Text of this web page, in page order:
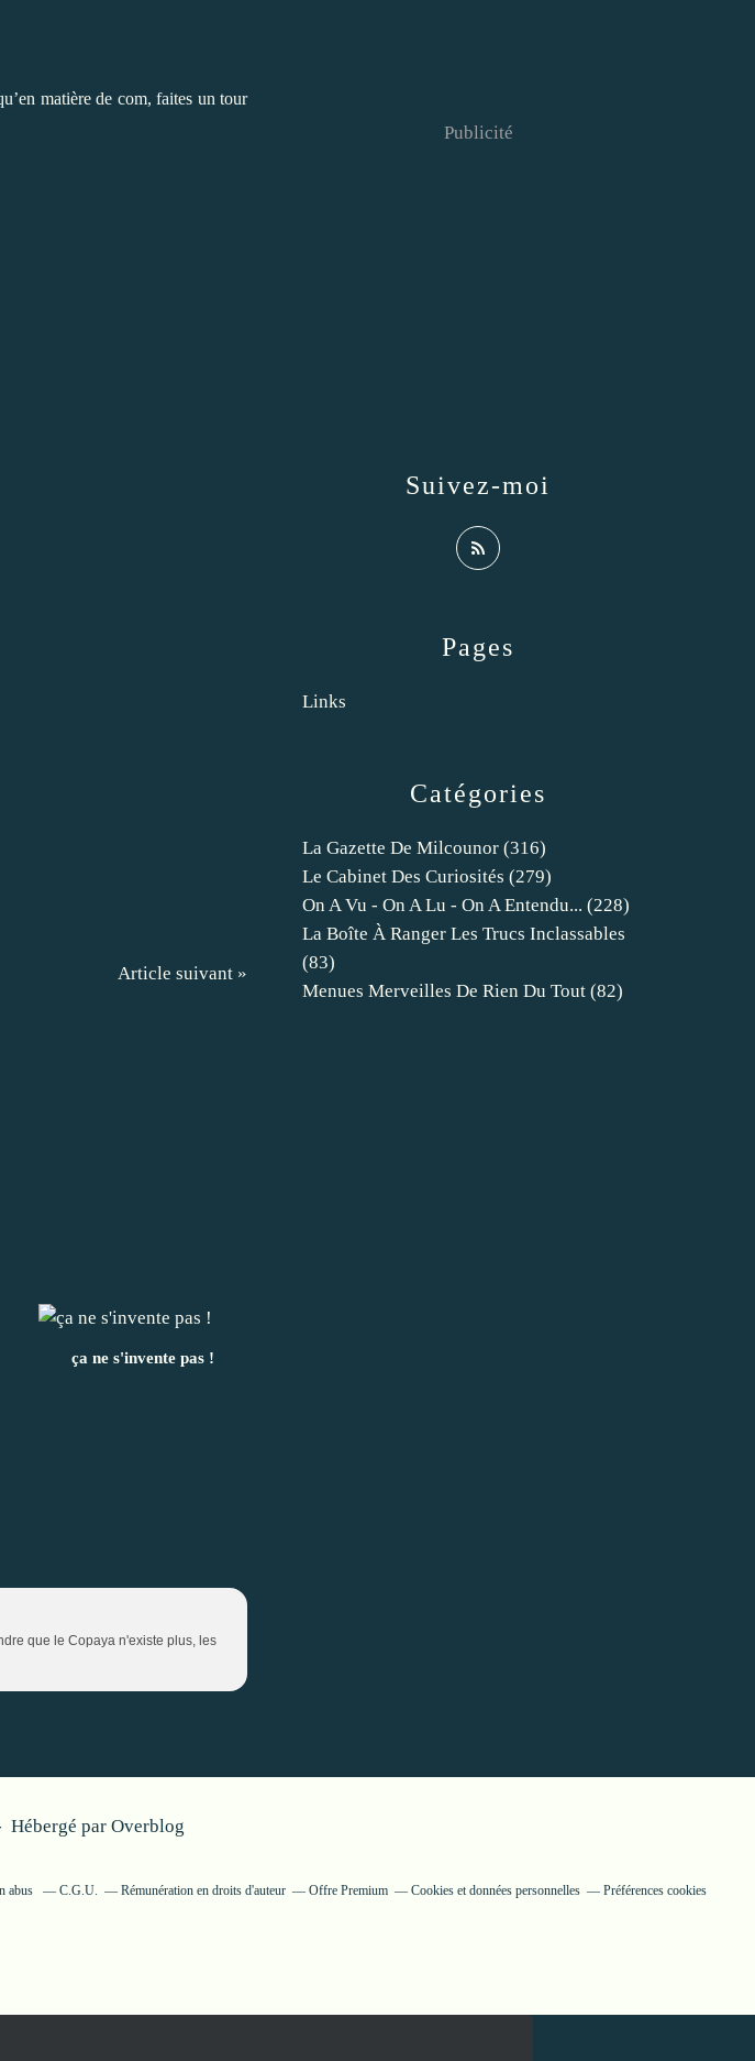
matière de com, faites un tour
Article suivant »
ça ne s'invente pas !
que le Copaya n'existe plus, les
Catégories
La Gazette De Milcounor (316)
Le Cabinet Des Curiosités (279)
On A Vu - On A Lu - On A Entendu... (228)
La Boîte À Ranger Les Trucs Inclassables
(83)
Menues Merveilles De Rien Du Tout (82)
Pages
Links
Suivez-moi
Publicité
Hébergé par Overblog
abus C.G.U. Rémunération en droits d'auteur Offre Premium Cookies et données personnelles Préférences cookies